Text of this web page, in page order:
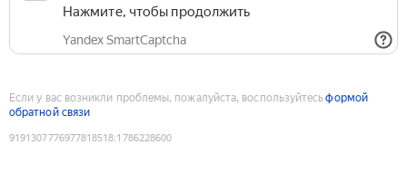
Нажмите, чтобы продолжить
Yandex SmartCaptcha
Если у вас возникли проблемы, пожалуйста, воспользуйтесьформой
обратной связи
9191307776977818518:1786228600